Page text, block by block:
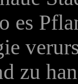
es
zu